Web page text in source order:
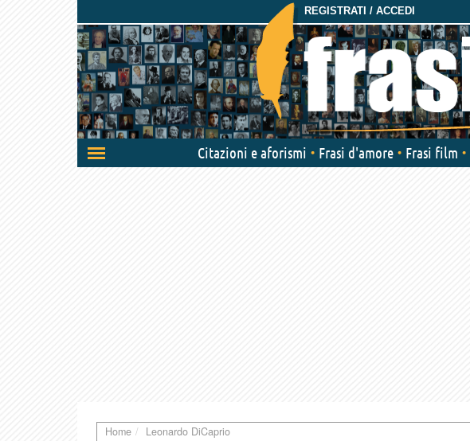
REGISTRATI / ACCEDI
Attiva/disattiva
navigazione
Citazioni e aforismi Frasi d'amore Frasi film
Home Leonardo DiCaprio